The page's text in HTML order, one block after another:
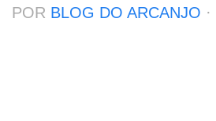
POR BLOG DO ARCANJO ·